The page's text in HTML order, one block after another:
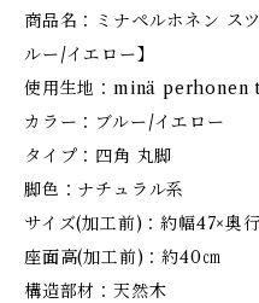
商品名：ミナペルホネン ス
ルー/イエロー】
使用生地：minä
カラー：ブルー/イエロー
タイプ：四角 丸脚
脚色：ナチュラル系
サイズ(加工前)：約幅47×奥
座面高(加工前)：約40㎝
構造部材：天然木